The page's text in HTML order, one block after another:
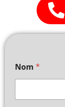
Nom *